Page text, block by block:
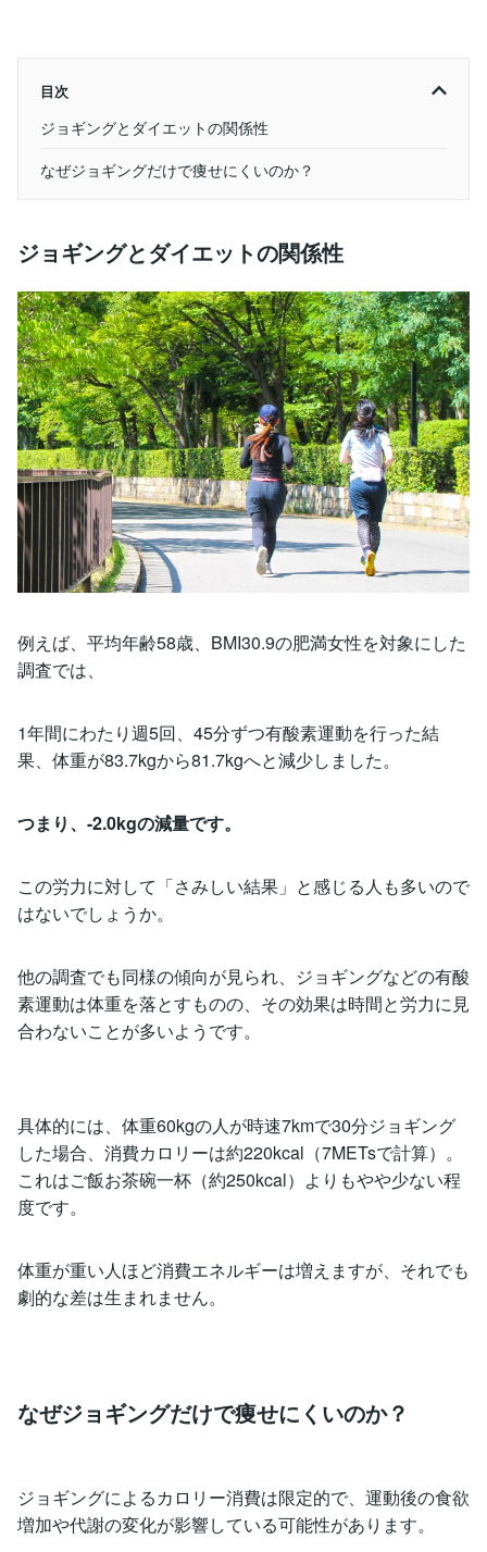
目次
ジョギングとダイエットの関係性
なぜジョギングだけで痩せにくいのか？
ジョギングとダイエットの関係性
例えば、平均年齢58歳、BMI30.9の肥満女性を対象にした
調査では、
1年間にわたり週5回、45分ずつ有酸素運動を行った結
果、体重が83.7kgから81.7kgへと減少しました。
つまり、-2.0kgの減量です。
この労力に対して「さみしい結果」と感じる人も多いので
はないでしょうか。
他の調査でも同様の傾向が見られ、ジョギングなどの有酸
素運動は体重を落とすものの、その効果は時間と労力に見
合わないことが多いようです。
具体的には、体重60kgの人が時速7kmで30分ジョギング
した場合、消費カロリーは約220kcal（7METsで計算）。
これはご飯お茶碗一杯（約250kcal）よりもやや少ない程
度です。
体重が重い人ほど消費エネルギーは増えますが、それでも
劇的な差は生まれません。
なぜジョギングだけで痩せにくいのか？
ジョギングによるカロリー消費は限定的で、運動後の食欲
増加や代謝の変化が影響している可能性があります。